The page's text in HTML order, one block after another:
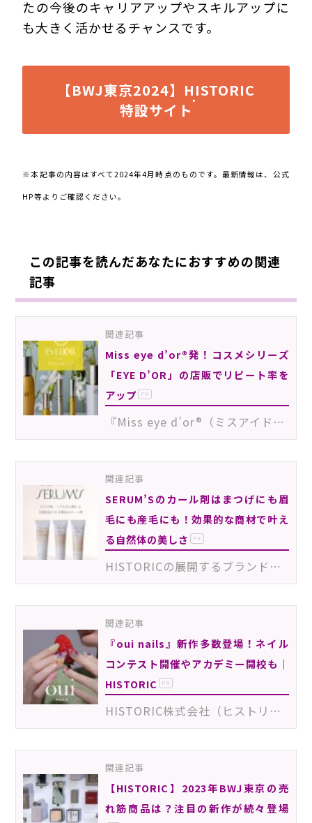
たの今後のキャリアアップやスキルアップに
も大きく活かせるチャンスです。
【BWJ東京2024】HISTORIC
特設サイト
※本記事の内容はすべて2024年4月時点のものです。最新情報は、公式
HP等よりご確認ください。
この記事を読んだあなたにおすすめの関連
記事
関連記事
Miss eye d’or®発！コスメシリーズ
「EYE D’OR」の店販でリピート率を
アップ
PR
『Miss eye d’or®（ミスアイドール）』は、アイビューティーにまつわるたくさんの技術や商材を生み出して…
関連記事
SERUM’Sのカール剤はまつげにも眉
毛にも産毛にも！効果的な商材で叶え
る自然体の美しさ
PR
HISTORICの展開するブランドのひとつ「SERUM’S（セラムズ）」は、作り込みすぎない美しさを叶える4つの施…
関連記事
『oui nails』新作多数登場！ネイル
コンテスト開催やアカデミー開校も｜
HISTORIC
PR
HISTORIC株式会社（ヒストリック株式会社）の手掛けるネイルブランド『oui nails』（ウィネイルズ）』より…
関連記事
【HISTORIC】2023年BWJ東京の売
れ筋商品は？注目の新作が続々登場